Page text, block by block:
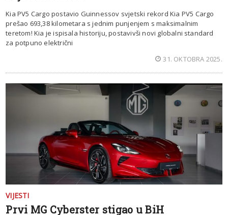
Kia PV5 Cargo postavio Guinnessov svjetski rekord Kia PV5 Cargo
prešao 693,38 kilometara s jednim punjenjem s maksimalnim
teretom! Kia je ispisala historiju, postavivši novi globalni standard
za potpuno električni
31. OKTOBRA 2025.
VIJESTI
Prvi MG Cyberster stigao u BiH